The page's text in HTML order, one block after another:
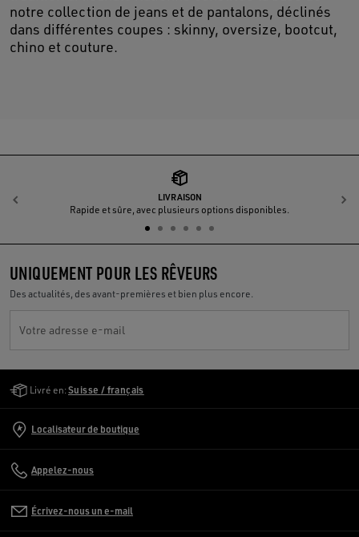
notre collection de jeans et de pantalons, déclinés
dans différentes coupes : skinny, oversize, bootcut,
chino et couture.
LIVRAISON
Rapide et sûre, avec plusieurs options disponibles.
Précédent
UNIQUEMENT POUR LES RÊVEURS
Des actualités, des avant-premières et bien plus encore.
Votre adresse e-mail
Livré en: Suisse / français
Localisateur de boutique
Appelez-nous
Écrivez-nous un e-mail